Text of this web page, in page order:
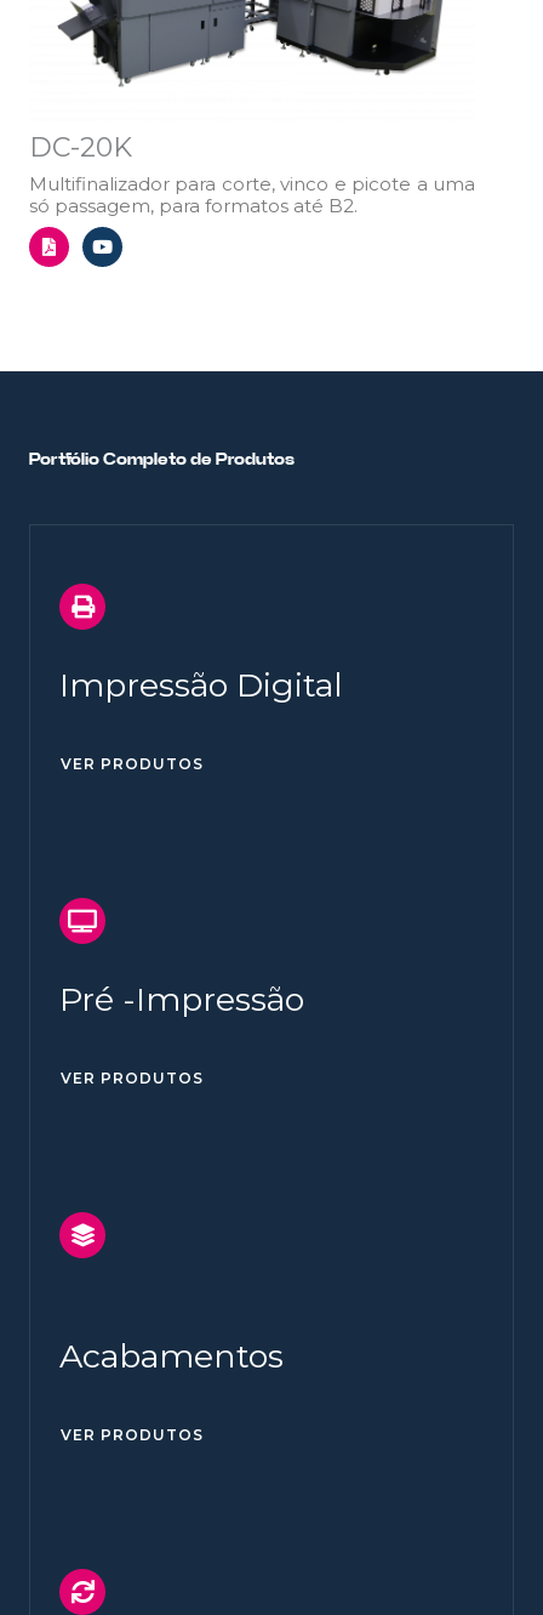
DC-20K
Multifinalizador para corte, vinco e picote a uma
só passagem, para formatos até B2.
F
i
l
Y
o
u
Portfólio Completo de Produtos
Impressão Digital
VER PRODUTOS
Pré -Impressão
VER PRODUTOS
Acabamentos
VER PRODUTOS